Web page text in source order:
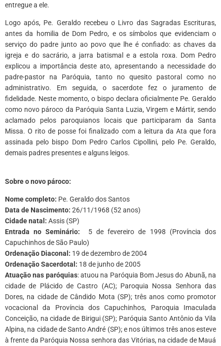
entregue a ele.
Logo após, Pe. Geraldo recebeu o Livro das Sagradas Escrituras,
antes da homilia de Dom Pedro, e os símbolos que evidenciam o
serviço do padre junto ao povo que lhe é confiado: as chaves da
igreja e do sacrário, a jarra batismal e a estola roxa. Dom Pedro
explicou a importância deste ato, apresentando a necessidade do
padre-pastor na Paróquia, tanto no quesito pastoral como no
administrativo. Em seguida, o sacerdote fez o juramento de
fidelidade. Neste momento, o bispo declara oficialmente Pe. Geraldo
como novo pároco da Paróquia Santa Luzia, Virgem e Mártir, sendo
aclamado pelos paroquianos locais que participaram da Santa
Missa. O rito de posse foi finalizado com a leitura da Ata que fora
assinada pelo bispo Dom Pedro Carlos Cipollini, pelo Pe. Geraldo,
demais padres presentes e alguns leigos.
Sobre o novo pároco:
Nome completo: Pe. Geraldo dos Santos
Data de Nascimento: 26/11/1968 (52 anos)
Cidade natal: Assis (SP)
Entrada no Seminário: 5 de fevereiro de 1998 (Província dos
Capuchinhos de São Paulo)
Ordenação Diaconal: 19 de dezembro de 2004
Ordenação Sacerdotal: 18 de junho de 2005
Atuação nas paróquias: atuou na Paróquia Bom Jesus do Abunã, na
cidade de Plácido de Castro (AC); Paroquia Nossa Senhora das
Dores, na cidade de Cândido Mota (SP); três anos como promotor
vocacional da Província dos Capuchinhos, Paroquia Imaculada
Conceição, na cidade de Birigui (SP); Paróquia Santo Antônio da Vila
Alpina, na cidade de Santo André (SP); e nos últimos três anos esteve
à frente da Paróquia Nossa senhora das Vitórias, na cidade de Mauá